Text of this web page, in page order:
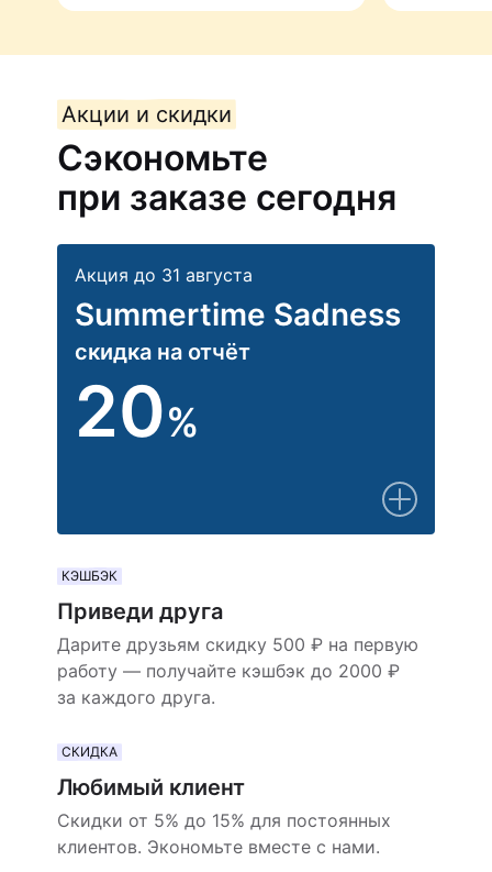
Акции и скидки
Сэкономьте
при заказе сегодня
Акция до 31 августа
Summertime Sadness
скидка на отчёт
20%
КЭШБЭК
Приведи друга
Дарите друзьям скидку 500 ₽ на первую
работу — получайте кэшбэк до 2000 ₽
за каждого друга.
СКИДКА
Любимый клиент
Скидки от 5% до 15% для постоянных
клиентов. Экономьте вместе с нами.